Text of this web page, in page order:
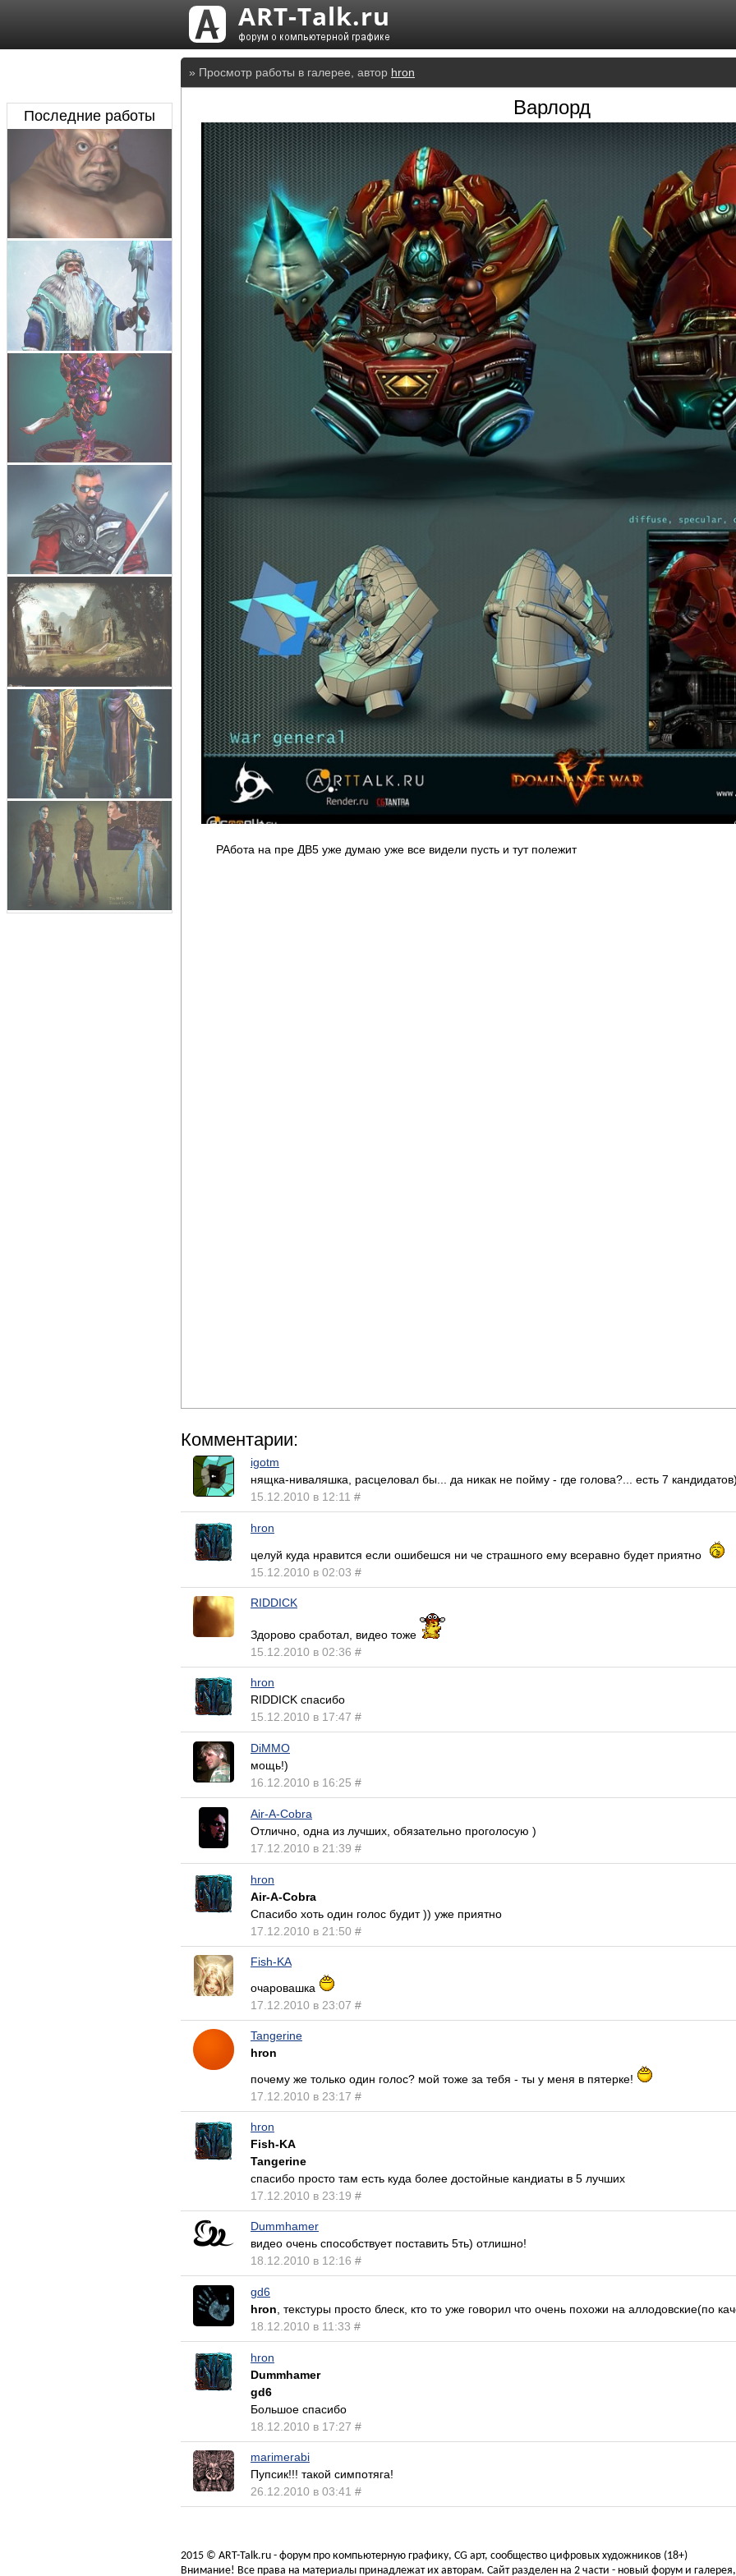
» Просмотр работы в галерее, автор hron
Варлорд
РАбота на пре ДВ5 уже думаю уже все видели пусть и тут полежит
Комментарии:
igotm
нящка-ниваляшка, расцеловал бы... да никак не пойму - где голова?... есть 7
15.12.2010 в 12:11 #
hron
целуй куда нравится если ошибешся ни че страшного ему всеравно будет приятно
15.12.2010 в 02:03 #
RIDDICK
Здорово сработал, видео тоже
15.12.2010 в 02:36 #
hron
RIDDICK спасибо
15.12.2010 в 17:47 #
DiMMO
мощь!)
16.12.2010 в 16:25 #
Air-A-Cobra
Отлично, одна из лучших, обязательно проголосую )
17.12.2010 в 21:39 #
hron
Air-A-Cobra
Спасибо хоть один голос будит )) уже приятно
17.12.2010 в 21:50 #
Fish-KA
очаровашка
17.12.2010 в 23:07 #
Tangerine
hron
почему же только один голос? мой тоже за тебя - ты у меня в пятерке!
17.12.2010 в 23:17 #
hron
Fish-KA
Tangerine
спасибо просто там есть куда более достойные кандиаты в 5 лучших
17.12.2010 в 23:19 #
Dummhamer
видео очень способствует поставить 5ть) отлишно!
18.12.2010 в 12:16 #
gd6
hron , текстуры просто блеск, кто то уже говорил что очень похожи на аллодовские(по
18.12.2010 в 11:33 #
hron
Dummhamer
gd6
Большое спасибо
18.12.2010 в 17:27 #
marimerabi
Пупсик!!! такой симпотяга!
26.12.2010 в 03:41 #
Последние работы
2015 © ART-Talk.ru - форум про компьютерную графику, CG арт, сообщество цифровых художников (18+)
Внимание! Все права на материалы принадлежат их авторам. Сайт разделен на 2 части - новый форум и